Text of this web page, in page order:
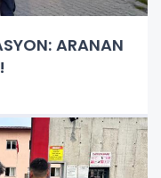
ARANAN